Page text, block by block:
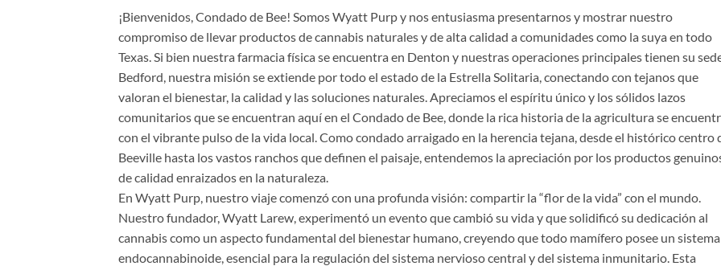
¡Bienvenidos, Condado de Bee! Somos Wyatt Purp y nos entusiasma presentarnos y mostrar nuestro
compromiso de llevar productos de cannabis naturales y de alta calidad a comunidades como la suya en todo
Texas. Si bien nuestra farmacia física se encuentra en Denton y nuestras operaciones principales tienen su
Bedford, nuestra misión se extiende por todo el estado de la Estrella Solitaria, conectando con tejanos que
valoran el bienestar, la calidad y las soluciones naturales. Apreciamos el espíritu único y los sólidos lazos
comunitarios que se encuentran aquí en el Condado de Bee, donde la rica historia de la agricultura se
con el vibrante pulso de la vida local. Como condado arraigado en la herencia tejana, desde el histórico centro
Beeville hasta los vastos ranchos que definen el paisaje, entendemos la apreciación por los productos
de calidad enraizados en la naturaleza.
En Wyatt Purp, nuestro viaje comenzó con una profunda visión: compartir la “flor de la vida” con el mundo.
Nuestro fundador, Wyatt Larew, experimentó un evento que cambió su vida y que solidificó su dedicación al
cannabis como un aspecto fundamental del bienestar humano, creyendo que todo mamífero posee un sistema
endocannabinoide, esencial para la regulación del sistema nervioso central y del sistema inmunitario. Esta